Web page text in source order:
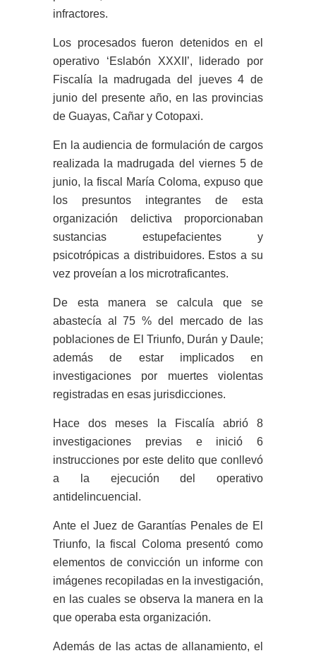
infractores.
Los procesados fueron detenidos en el
operativo ‘Eslabón XXXII’, liderado por
Fiscalía la madrugada del jueves 4 de
junio del presente año, en las provincias
de Guayas, Cañar y Cotopaxi.
En la audiencia de formulación de cargos
realizada la madrugada del viernes 5 de
junio, la fiscal María Coloma, expuso que
los presuntos integrantes de esta
organización delictiva proporcionaban
sustancias estupefacientes y
psicotrópicas a distribuidores. Estos a su
vez proveían a los microtraficantes.
De esta manera se calcula que se
abastecía al 75 % del mercado de las
poblaciones de El Triunfo, Durán y Daule;
además de estar implicados en
investigaciones por muertes violentas
registradas en esas jurisdicciones.
Hace dos meses la Fiscalía abrió 8
investigaciones previas e inició 6
instrucciones por este delito que conllevó
a la ejecución del operativo
antidelincuencial.
Ante el Juez de Garantías Penales de El
Triunfo, la fiscal Coloma presentó como
elementos de convicción un informe con
imágenes recopiladas en la investigación,
en las cuales se observa la manera en la
que operaba esta organización.
Además de las actas de allanamiento, el